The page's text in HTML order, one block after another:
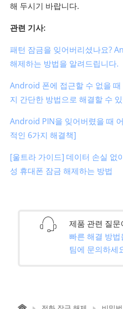
해 두시기 바랍니다.
관련 기사:
패턴 잠금을 잊어버리셨나요?
해제하는 방법을 알려드립니다.
Android 폰에 접근할 수 없을
지 간단한 방법으로 해결할 수
Android PIN을 잊어버렸을 때
적인 6가지 해결책]
[울트라 가이드] 데이터 손실 없
성 휴대폰 잠금 해제하는 방법
제품 관련 질
빠른 해결 방
팀에 문의하세